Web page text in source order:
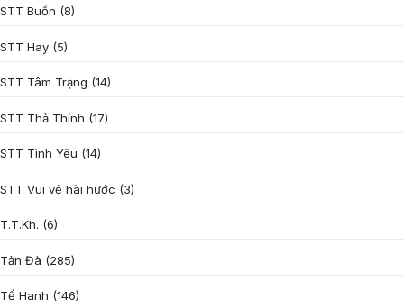
STT Buồn (8)
STT Hay (5)
STT Tâm Trạng (14)
STT Thả Thính (17)
STT Tình Yêu (14)
STT Vui vẻ hài hước (3)
T.T.Kh. (6)
Tản Đà (285)
Tế Hanh (146)